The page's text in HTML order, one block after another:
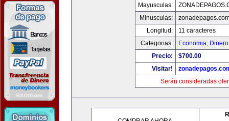
Mayusculas:
Minusculas:
Longitud:
11 caracteres
Categorias:
Economia,
Precio:
$700.00
Visitar!
Serán consideradas